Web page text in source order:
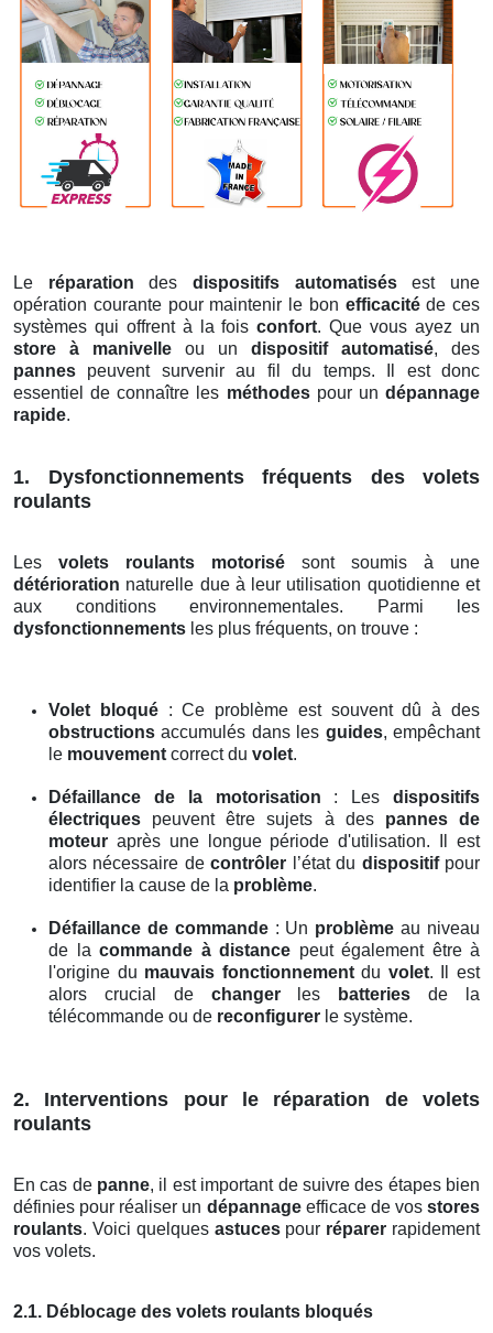
Le réparation desdispositifs automatisésest une
opération courante pour maintenir le bon efficacitéde ces
systèmes qui offrent à la foisconfort. Que vous ayez un
store à manivelle ou un dispositif automatisé, des
pannes peuvent survenir au fil du temps. Il est donc
essentiel de connaître les méthodespour undépannage
rapide.
1. Dysfonctionnements fréquents des volets
roulants
Les volets roulants motorisé sont soumis à une
détérioration naturelle due à leur utilisation quotidienne et
aux conditions environnementales. Parmi les
dysfonctionnements les plus fréquents, on trouve :
Volet bloqué: Ce problème est souvent dû à des
obstructions accumulés dans les guides, empêchant
le mouvement correct du volet.
Défaillance de la motorisation : Les dispositifs
électriques peuvent être sujets à des pannes de
moteur après une longue période d'utilisation. Il est
alors nécessaire decontrôler l’état du dispositifpour
identifier la cause de la problème.
Défaillance de commande: Un problème au niveau
de la commande à distance peut également être à
l'origine du mauvais fonctionnementdu volet. Il est
alors crucial de changerles batteries de la
télécommande ou de reconfigurer le système.
2. Interventions pour le réparation de volets
roulants
En cas de panne, il est important de suivre des étapes bien
définies pour réaliser un dépannageefficace de vos stores
roulants. Voici quelques astucespour réparer rapidement
vos volets.
2.1. Déblocage des volets roulants bloqués